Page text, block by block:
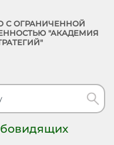
С ОГРАНИЧЕННОЙ
"АКАДЕМИЯ